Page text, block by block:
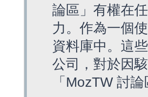
論區」有權在
力。作為一個
資料庫中。這
公司，對於因
「MozTW 討